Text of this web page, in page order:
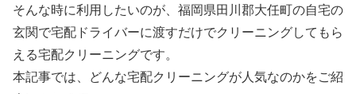
そんな時に利用したいのが、福岡県田川郡大任町の自宅の
玄関で宅配ドライバーに渡すだけでクリーニングしてもら
える宅配クリーニングです。
本記事では、どんな宅配クリーニングが人気なのかをご紹